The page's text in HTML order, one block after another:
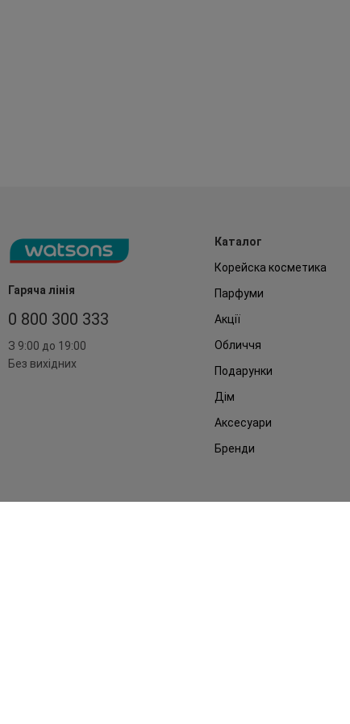
Гаряча лінія
0 800 300 333
З 9:00 до 19:00
Без вихідних
Каталог
Корейска косметика
Парфуми
Акції
Обличчя
Подарунки
Дім
Аксесуари
Бренди